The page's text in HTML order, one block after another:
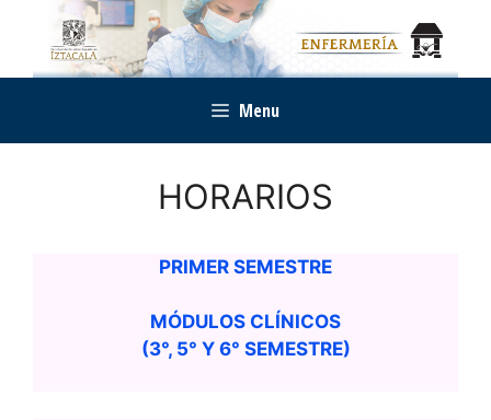
contenido
Menu
HORARIOS
PRIMER SEMESTRE
MÓDULOS CLÍNICOS
(3°, 5° Y 6° SEMESTRE)